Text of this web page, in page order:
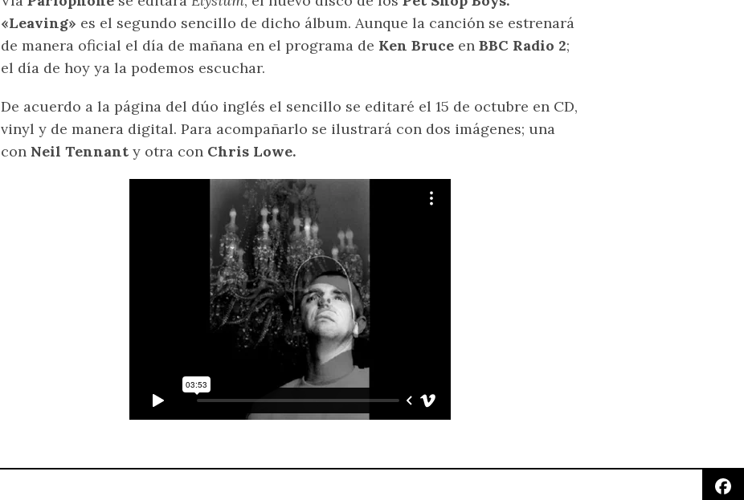
«Leaving» es el segundo sencillo de dicho álbum. Aunque la canción se estrenará
de manera oficial el día de mañana en el programa de Ken Bruce en BBC Radio 2;
el día de hoy ya la podemos escuchar.
De acuerdo a la página del dúo inglés el sencillo se editaré el 15 de octubre en CD,
vinyl y de manera digital. Para acompañarlo se ilustrará con dos imágenes; una
con Neil Tennant y otra con Chris Lowe.